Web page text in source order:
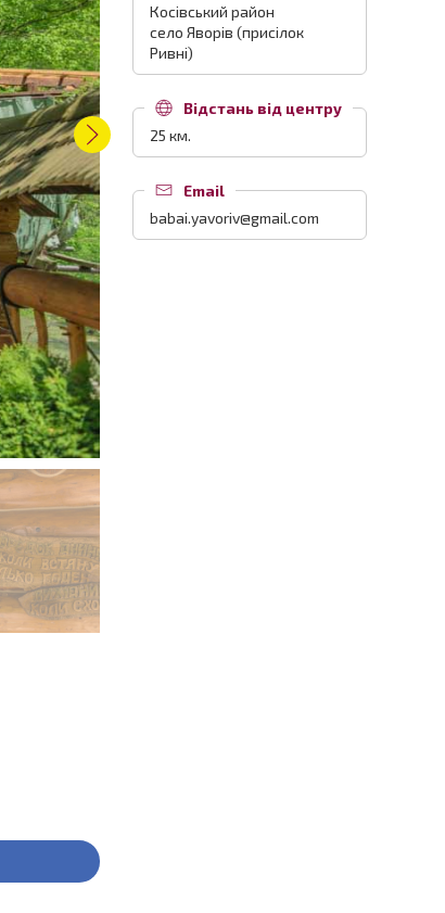
Косівський район
село Яворів (присілок
Ривні)
Відстань від центру
25 км.
Email
babai.yavoriv@gmail.com